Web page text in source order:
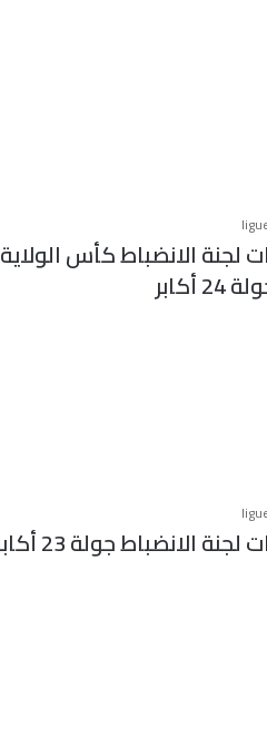
لجنة الانضباط كأس الولاية
أكابر
لجنة الانضباط جولة 23 أكابر